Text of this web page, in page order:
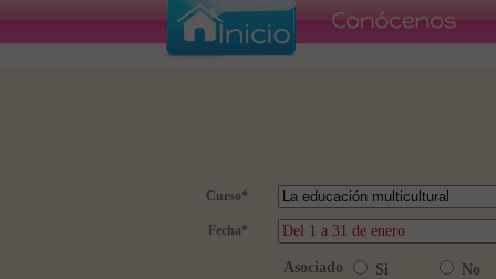
Curso*
Fecha*
Asociado Si No